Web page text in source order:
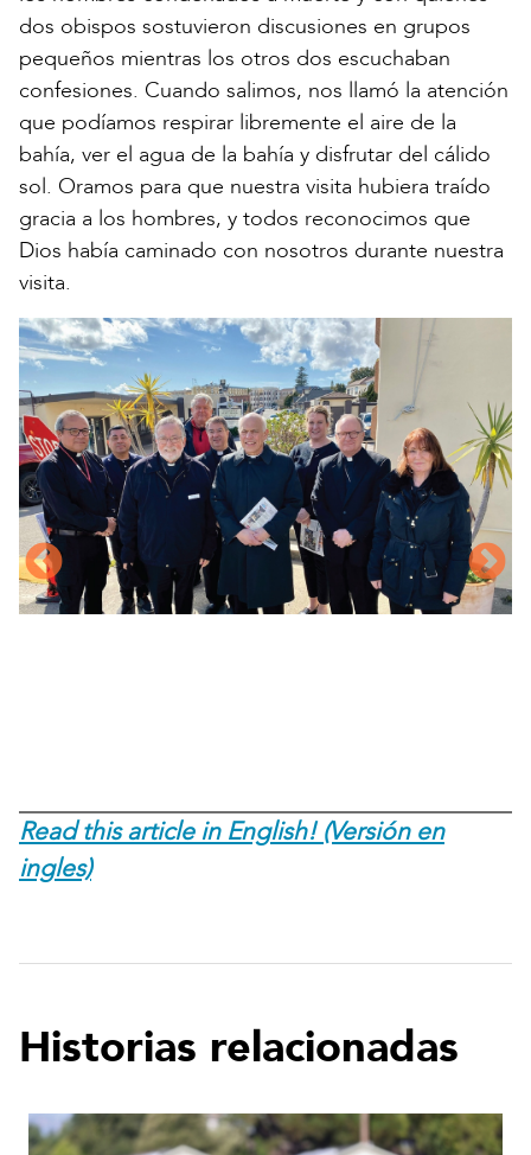
dos obispos sostuvieron discusiones en grupos
pequeños mientras los otros dos escuchaban
confesiones. Cuando salimos, nos llamó la atención
que podíamos respirar libremente el aire de la
bahía, ver el agua de la bahía y disfrutar del cálido
sol. Oramos para que nuestra visita hubiera traído
gracia a los hombres, y todos reconocimos que
Dios había caminado con nosotros durante nuestra
visita.
Read this article in English! (Versión en
ingles)
Historias relacionadas